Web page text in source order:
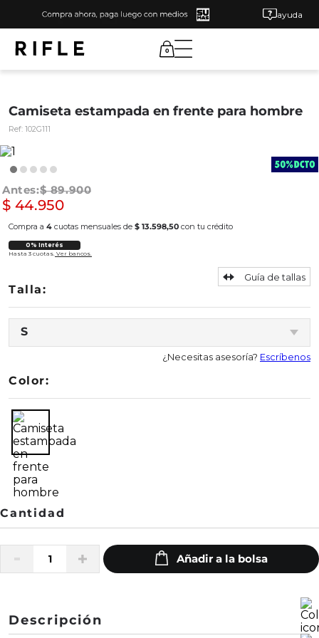
ayuda
0
Camiseta estampada en frente para hombre
Ref: 102G111
$ 89.900
$ 44.950
Compra a 4 cuotas mensuales de $ 13.598,50 con tu crédito
0% Interés
Hasta 3 cuotas. Ver bancos.
S
Guía de tallas
¿Necesitas asesoría? Escríbenos
Color:
Descripción